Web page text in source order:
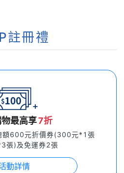
註冊禮
最高享7折
額600元折價券(300元*1張
張)及免運券2張
動詳情